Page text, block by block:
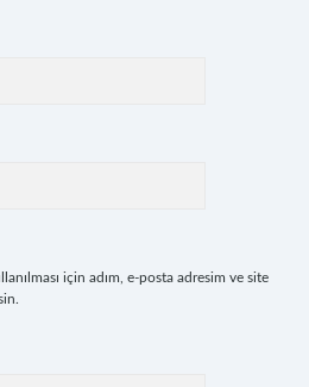
için adım, e-posta adresim ve site